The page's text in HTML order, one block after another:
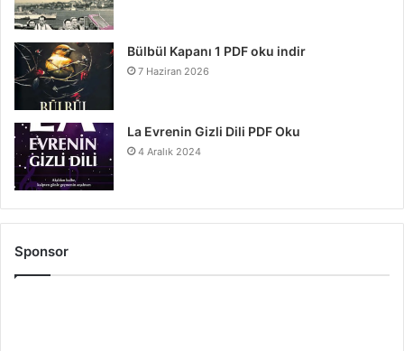
Bülbül Kapanı 1 PDF oku indir
7 Haziran 2026
La Evrenin Gizli Dili PDF Oku
4 Aralık 2024
Sponsor